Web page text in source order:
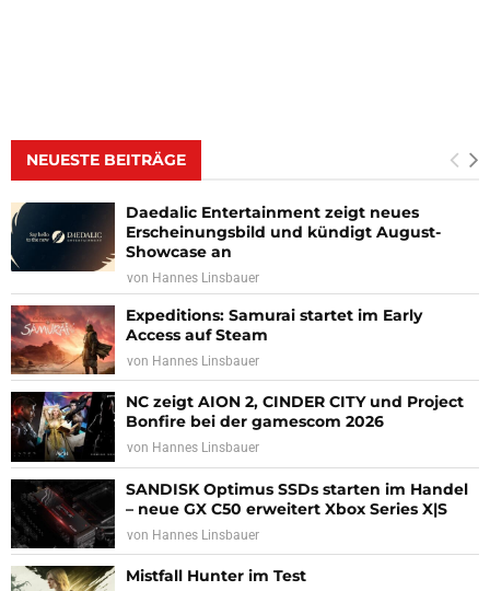
NEUESTE BEITRÄGE
Daedalic Entertainment zeigt neues
Erscheinungsbild und kündigt August-
Showcase an
von Hannes Linsbauer
Expeditions: Samurai startet im Early
Access auf Steam
von Hannes Linsbauer
NC zeigt AION 2, CINDER CITY und Project
Bonfire bei der gamescom 2026
von Hannes Linsbauer
SANDISK Optimus SSDs starten im Handel
– neue GX C50 erweitert Xbox Series X|S
von Hannes Linsbauer
Mistfall Hunter im Test